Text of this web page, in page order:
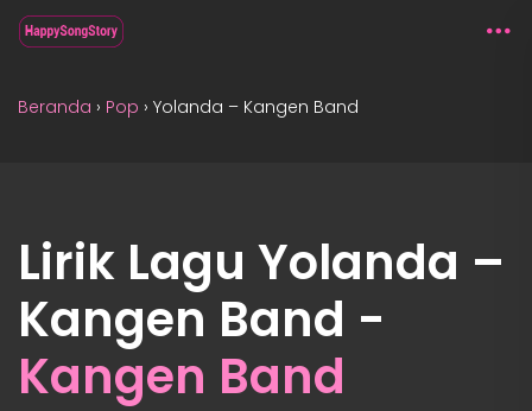
Beranda › Pop › Yolanda – Kangen Band
Lirik Lagu Yolanda –
Kangen Band -
Kangen Band